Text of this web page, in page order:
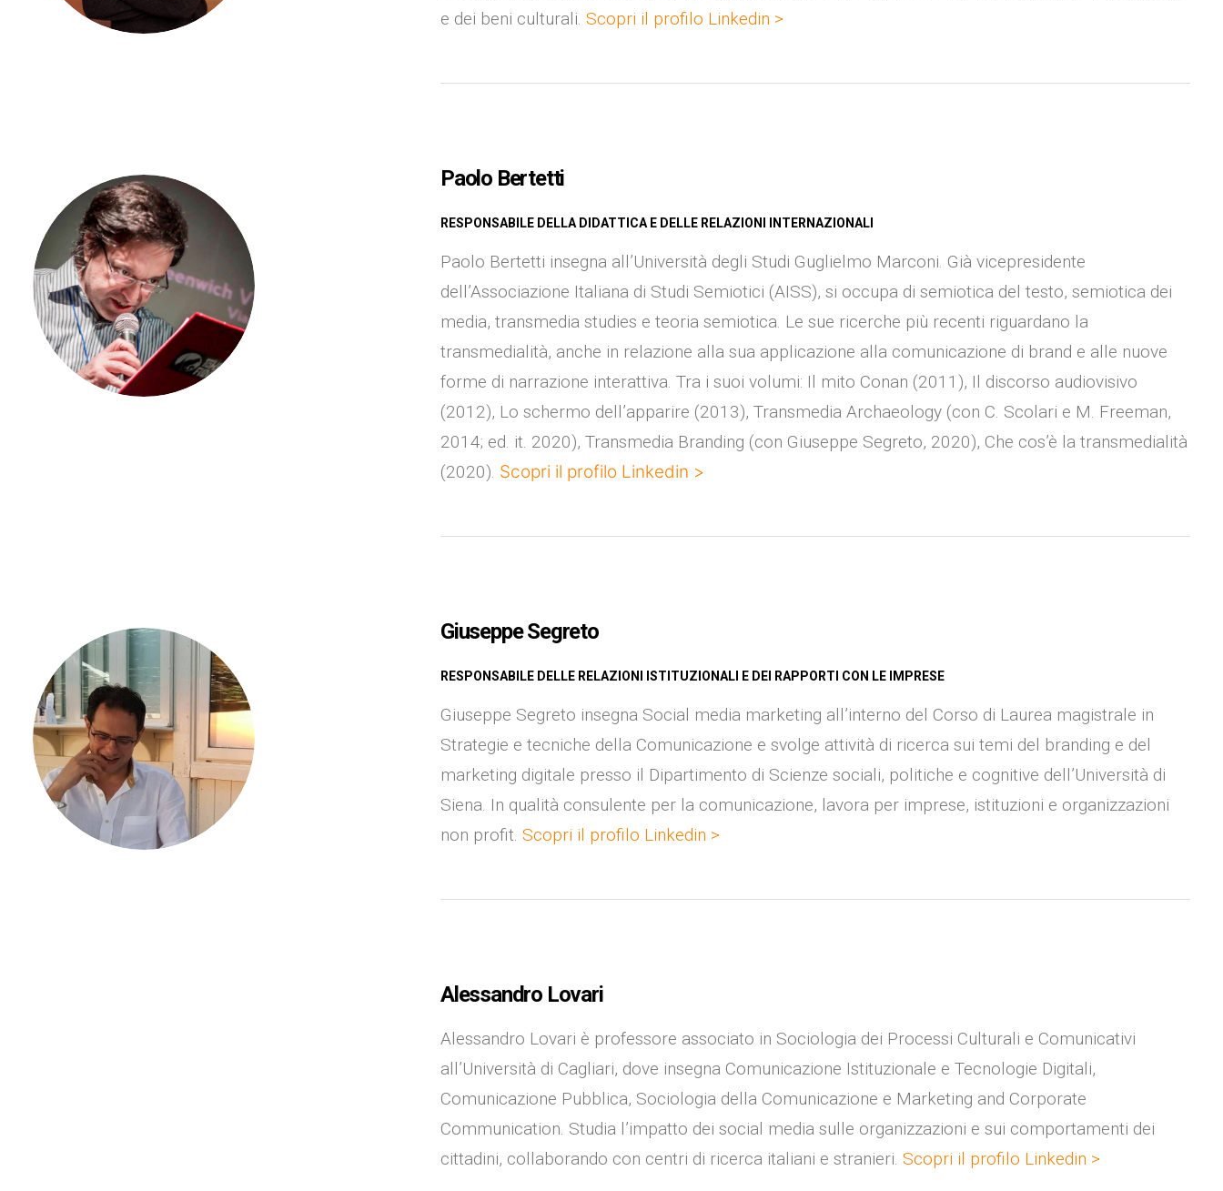
e dei beni culturali. Scopri il profilo Linkedin >
Paolo Bertetti
RESPONSABILE DELLA DIDATTICA E DELLE RELAZIONI INTERNAZIONALI
Paolo Bertetti insegna all’Università degli Studi Guglielmo Marconi. Già vicepresidente
dell’Associazione Italiana di Studi Semiotici (AISS), si occupa di semiotica del testo, semiotica dei
media, transmedia studies e teoria semiotica. Le sue ricerche più recenti riguardano la
transmedialità, anche in relazione alla sua applicazione alla comunicazione di brand e alle nuove
forme di narrazione interattiva. Tra i suoi volumi: Il mito Conan (2011), Il discorso audiovisivo
(2012), Lo schermo dell’apparire (2013), Transmedia Archaeology (con C. Scolari e M. Freeman,
2014; ed. it. 2020), Transmedia Branding (con Giuseppe Segreto, 2020), Che cos’è la transmedialità
(2020). Scopri il profilo Linkedin >
Giuseppe Segreto
RESPONSABILE DELLE RELAZIONI ISTITUZIONALI E DEI RAPPORTI CON LE IMPRESE
Giuseppe Segreto insegna Social media marketing all’interno del Corso di Laurea magistrale in
Strategie e tecniche della Comunicazione e svolge attività di ricerca sui temi del branding e del
marketing digitale presso il Dipartimento di Scienze sociali, politiche e cognitive dell’Università di
Siena. In qualità consulente per la comunicazione, lavora per imprese, istituzioni e organizzazioni
non profit. Scopri il profilo Linkedin >
Alessandro Lovari
Alessandro Lovari è professore associato in Sociologia dei Processi Culturali e Comunicativi
all’Università di Cagliari, dove insegna Comunicazione Istituzionale e Tecnologie Digitali,
Comunicazione Pubblica, Sociologia della Comunicazione e Marketing and Corporate
Communication. Studia l’impatto dei social media sulle organizzazioni e sui comportamenti dei
cittadini, collaborando con centri di ricerca italiani e stranieri. Scopri il profilo Linkedin >